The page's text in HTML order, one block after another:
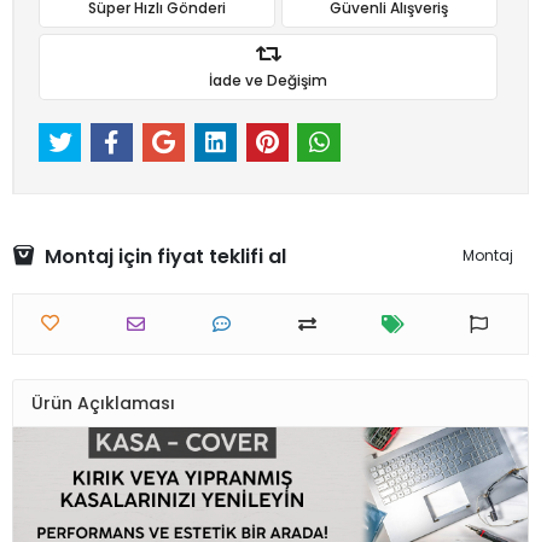
Süper Hızlı Gönderi Güvenli Alışveriş
İade ve Değişim
Montaj için fiyat teklifi al Montaj
Ürün Açıklaması